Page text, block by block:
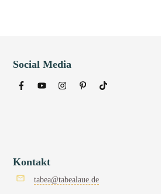
Social Media
Kontakt
tabea@tabealaue.de